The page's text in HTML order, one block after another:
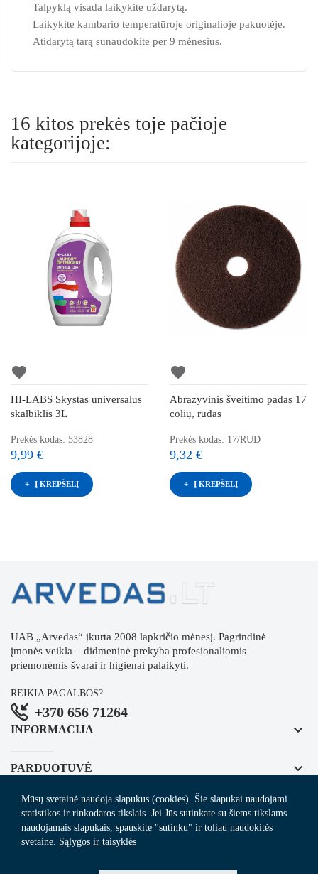
Talpyklą visada laikykite uždarytą.
Laikykite kambario temperatūroje originalioje pakuotėje.
Atidarytą tarą sunaudokite per 9 mėnesius.
16 kitos prekės toje pačioje
kategorijoje:
favorite
HI-LABS Skystas universalus
skalbiklis 3L
Prekės kodas: 53828
9,99 €
Į KREPŠELĮ
favorite
Abrazyvinis šveitimo padas 17
colių, rudas
Prekės kodas: 17/RUD
9,32 €
Į KREPŠELĮ
UAB „Arvedas“ įkurta 2008 lapkričio mėnesį. Pagrindinė
įmonės veikla – didmeninė prekyba profesionaliomis
priemonėmis švarai ir higienai palaikyti.
REIKIA PAGALBOS?
+370 656 71264
INFORMACIJA keyboard_arrow_down
PARDUOTUVĖ keyboard_arrow_down
REGISTRUOKITĖS NAUJIENLAIŠKIUI
Mūsų svetainė naudoja slapukus (cookies). Šie slapukai naudojami
statistikos ir rinkodaros tikslais. Jei Jūs sutinkate su šiems tikslams
naudojamais slapukais, spauskite "sutinku" ir toliau naudokitės
svetaine. Sąlygos ir taisyklės